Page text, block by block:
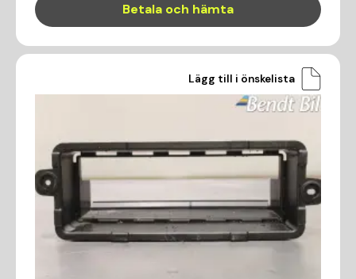
Betala och hämta
Lägg till i önskelista